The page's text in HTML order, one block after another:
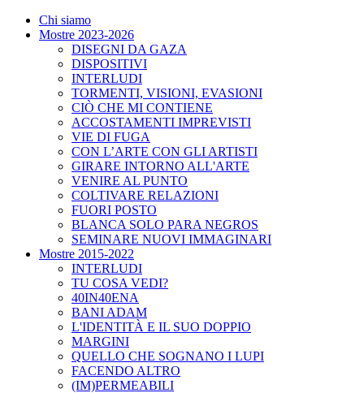
Chi siamo
Mostre 2023-2026
DISEGNI DA GAZA
DISPOSITIVI
INTERLUDI
TORMENTI, VISIONI, EVASIONI
CIÒ CHE MI CONTIENE
ACCOSTAMENTI IMPREVISTI
VIE DI FUGA
CON L’ARTE CON GLI ARTISTI
GIRARE INTORNO ALL'ARTE
VENIRE AL PUNTO
COLTIVARE RELAZIONI
FUORI POSTO
BLANCA SOLO PARA NEGROS
SEMINARE NUOVI IMMAGINARI
Mostre 2015-2022
INTERLUDI
TU COSA VEDI?
40IN40ENA
BANI ADAM
L'IDENTITÀ E IL SUO DOPPIO
MARGINI
QUELLO CHE SOGNANO I LUPI
FACENDO ALTRO
(IM)PERMEABILI